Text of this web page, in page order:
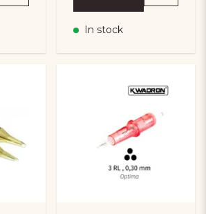
In stock